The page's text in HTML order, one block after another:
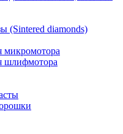
(Sintered diamonds)
микромотора
шлифмотора